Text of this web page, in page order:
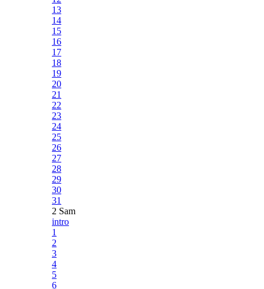
13
14
15
16
17
18
19
20
21
22
23
24
25
26
27
28
29
30
31
2 Sam
intro
1
2
3
4
5
6